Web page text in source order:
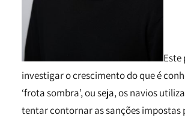
investigar o crescimento do que é
‘frota sombra’, ou seja, os navios
tentar contornar as sanções impostas